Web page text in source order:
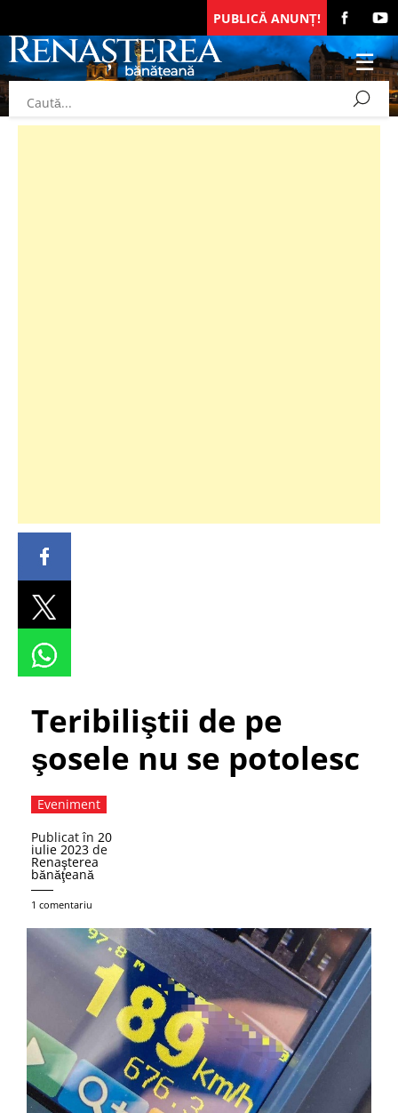
PUBLICĂ ANUNȚ!
Teribiliştii de pe
şosele nu se potolesc
Eveniment
Publicat în 20
iulie 2023 de
Renaşterea
bănăţeană
1 comentariu